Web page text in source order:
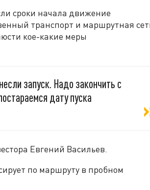
сроки начала движение
транспорт и маршрутная
кое-какие меры
запуск. Надо закончить с
дату пуска
Евгений Васильев.
по маршруту в пробном